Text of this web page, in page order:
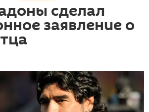
сделал
заявление о